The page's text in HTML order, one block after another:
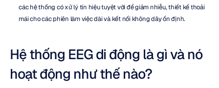
các hệ thống có xử lý tín hiệu tuyệt vời để giảm nhiễu, thiết kế thoải
mái cho các phiên làm việc dài và kết nối không dây ổn định.
Hệ thống EEG di động là gì và nó
hoạt động như thế nào?